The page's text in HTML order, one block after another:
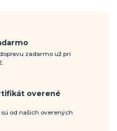
zadarmo už pri
overené
od našich overených